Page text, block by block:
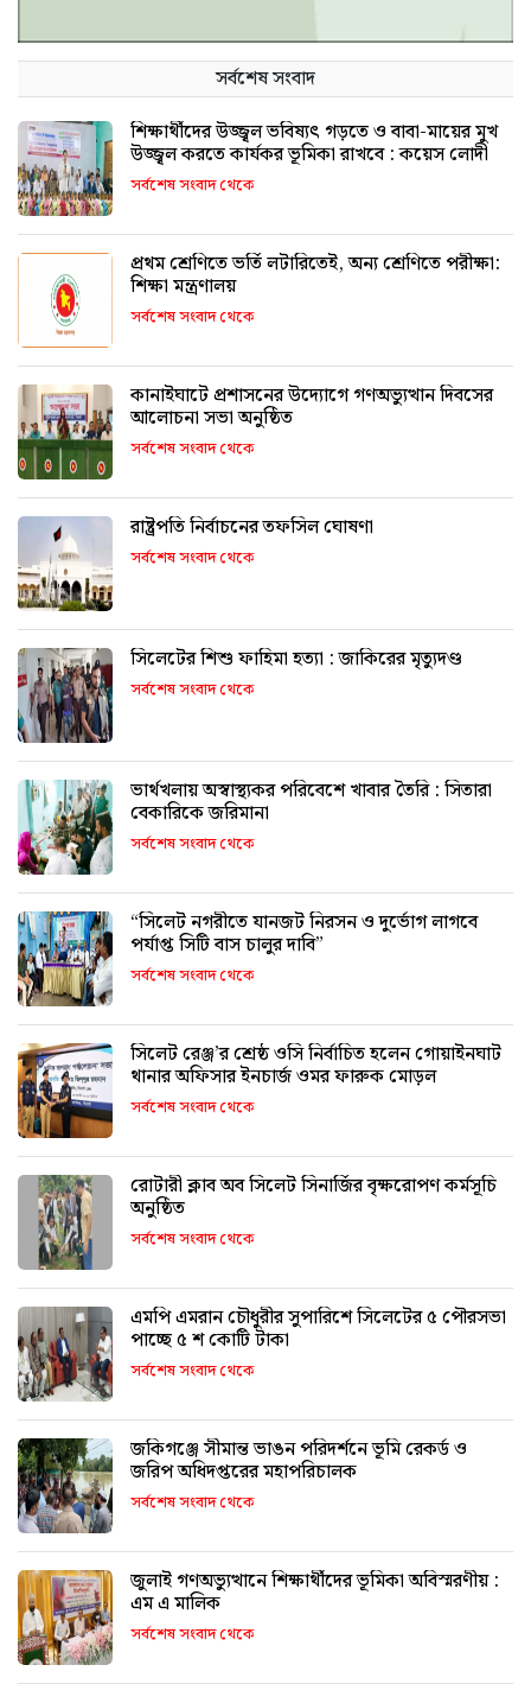
সর্বশেষ সংবাদ
শিক্ষার্থীদের উজ্জ্বল ভবিষ্যৎ গড়তে ও বাবা-মায়ের মুখ
উজ্জ্বল করতে কার্যকর ভূমিকা রাখবে : কয়েস লোদী
সর্বশেষ সংবাদ থেকে
প্রথম শ্রেণিতে ভর্তি লটারিতেই, অন্য শ্রেণিতে পরীক্ষা:
শিক্ষা মন্ত্রণালয়
সর্বশেষ সংবাদ থেকে
কানাইঘাটে প্রশাসনের উদ্যোগে গণঅভ্যুত্থান দিবসের
আলোচনা সভা অনুষ্ঠিত
সর্বশেষ সংবাদ থেকে
রাষ্ট্রপতি নির্বাচনের তফসিল ঘোষণা
সর্বশেষ সংবাদ থেকে
সিলেটের শিশু ফাহিমা হত্যা : জাকিরের মৃত্যুদণ্ড
সর্বশেষ সংবাদ থেকে
ভার্থখলায় অস্বাস্থ্যকর পরিবেশে খাবার তৈরি : সিতারা
বেকারিকে জরিমানা
সর্বশেষ সংবাদ থেকে
“সিলেট নগরীতে যানজট নিরসন ও দুর্ভোগ লাগবে
পর্যাপ্ত সিটি বাস চালুর দাবি”
সর্বশেষ সংবাদ থেকে
সিলেট রেঞ্জ’র শ্রেষ্ঠ ওসি নির্বাচিত হলেন গোয়াইনঘাট
থানার অফিসার ইনচার্জ ওমর ফারুক মোড়ল
সর্বশেষ সংবাদ থেকে
রোটারী ক্লাব অব সিলেট সিনার্জির বৃক্ষরোপণ কর্মসূচি
অনুষ্ঠিত
সর্বশেষ সংবাদ থেকে
এমপি এমরান চৌধুরীর সুপারিশে সিলেটের ৫ পৌরসভা
পাচ্ছে ৫ শ কোটি টাকা
সর্বশেষ সংবাদ থেকে
জকিগঞ্জে সীমান্ত ভাঙন পরিদর্শনে ভূমি রেকর্ড ও
জরিপ অধিদপ্তরের মহাপরিচালক
সর্বশেষ সংবাদ থেকে
জুলাই গণঅভ্যুত্থানে শিক্ষার্থীদের ভূমিকা অবিস্মরণীয় :
এম এ মালিক
সর্বশেষ সংবাদ থেকে